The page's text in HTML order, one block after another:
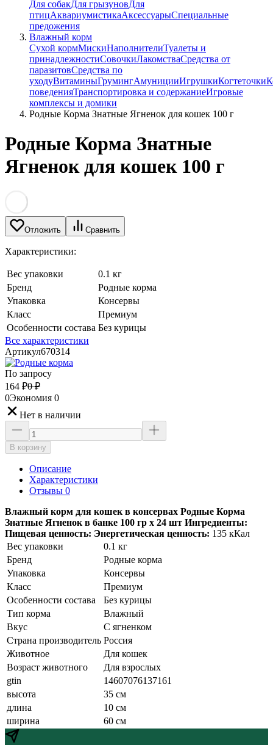
Для собакДля грызуновДля
птицАквариумистикаАксессуарыСпециальные
предожения
Влажный корм
Сухой кормМискиНаполнителиТуалеты и
принадлежностиСовочкиЛакомстваСредства от
паразитовСредства по
уходуВитаминыГрумингАмуницииИгрушкиКогтеточки
поведенияТранспортировка и содержаниеИгровые
комплексы и домики
Родные Корма Знатные Ягненок для кошек 100 г
Родные Корма Знатные
Ягненок для кошек 100 г
Отложить Сравнить
Характеристики:
Вес упаковки
0.1 кг
Бренд
Родные корма
Упаковка
Консервы
Класс
Премиум
Особенности состава Без курицы
Все характеристики
Артикул670314
По запросу
164 ₽0 ₽
0Экономия 0
Нет в наличии
В корзину
Описание
Характеристики
Отзывы 0
Влажный корм для кошек в консервах Родные Корма
Знатные Ягненок в банке 100 гр х 24 шт Ингредиенты:
Пищевая ценность: Энергетическая ценность: 135 кКал
Вес упаковки
0.1 кг
Бренд
Родные корма
Упаковка
Консервы
Класс
Премиум
Особенности состава
Без курицы
Тип корма
Влажный
Вкус
С ягненком
Страна производитель Россия
Животное
Для кошек
Возраст животного
Для взрослых
gtin
14607076137161
высота
35 см
длина
10 см
ширина
60 см